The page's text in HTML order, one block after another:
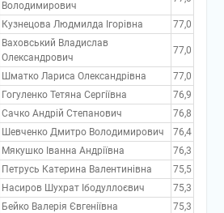
Володимирович
Кузнецова Людмилда Ігорівна
77,0
Ваховський Владислав
Олександрович
77,0
Шматко Лариса Олександрівна
77,0
Гогуленко Тетяна Сергіївна
76,9
Сачко Андрій Степанович
76,8
Шевченко Дмитро Володимирович
76,4
Мякушко Іванна Андріївна
76,3
Петрусь Катерина Валентинівна
75,5
Насиров Шухрат Ібодуллоєвич
75,3
Бейко Валерія Євгеніївна
75,3